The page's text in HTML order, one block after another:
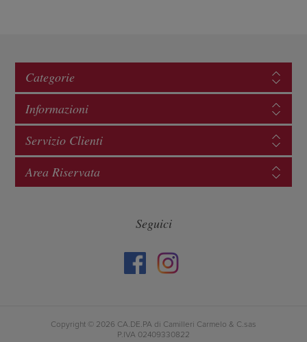
Categorie
Informazioni
Servizio Clienti
Area Riservata
Seguici
Copyright © 2026 CA.DE.PA di Camilleri Carmelo & C.sas
P.IVA 02409330822